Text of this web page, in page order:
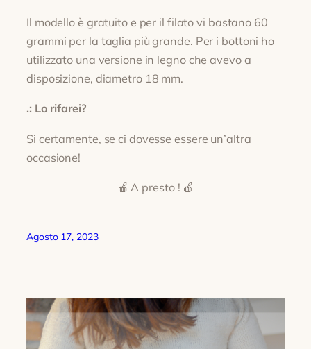
Il modello è gratuito e per il filato vi bastano 60
grammi per la taglia più grande. Per i bottoni ho
utilizzato una versione in legno che avevo a
disposizione, diametro 18 mm.
.: Lo rifarei?
Si certamente, se ci dovesse essere un’altra
occasione!
🍎 A presto ! 🍎
Agosto 17, 2023